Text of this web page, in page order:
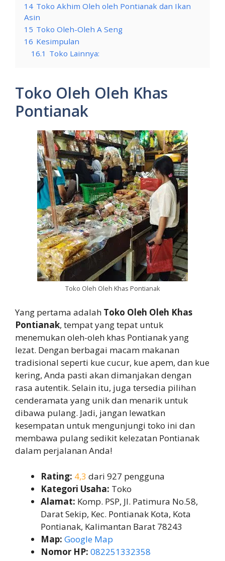
14 Toko Akhim Oleh oleh Pontianak dan Ikan
Asin
15 Toko Oleh-Oleh A Seng
16 Kesimpulan
16.1 Toko Lainnya:
Toko Oleh Oleh Khas
Pontianak
Toko Oleh Oleh Khas Pontianak
Yang pertama adalah Toko Oleh Oleh Khas
Pontianak, tempat yang tepat untuk
menemukan oleh-oleh khas Pontianak yang
lezat. Dengan berbagai macam makanan
tradisional seperti kue cucur, kue apem, dan kue
kering, Anda pasti akan dimanjakan dengan
rasa autentik. Selain itu, juga tersedia pilihan
cenderamata yang unik dan menarik untuk
dibawa pulang. Jadi, jangan lewatkan
kesempatan untuk mengunjungi toko ini dan
membawa pulang sedikit kelezatan Pontianak
dalam perjalanan Anda!
Rating: 4,3 dari 927 pengguna
Kategori Usaha: Toko
Alamat: Komp. PSP, Jl. Patimura No.58,
Darat Sekip, Kec. Pontianak Kota, Kota
Pontianak, Kalimantan Barat 78243
Map: Google Map
Nomor HP: 082251332358